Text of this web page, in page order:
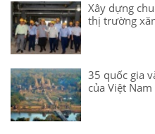
Xây dựng
thị trường
35 quốc gia
của Việt